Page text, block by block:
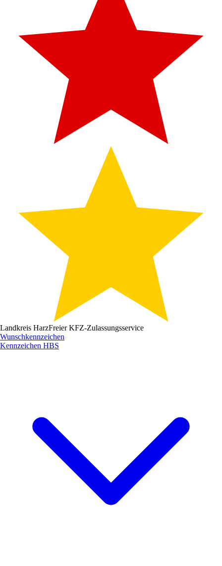
Landkreis HarzFreier KFZ-Zulassungsservice
Wunschkennzeichen
Kennzeichen HBS